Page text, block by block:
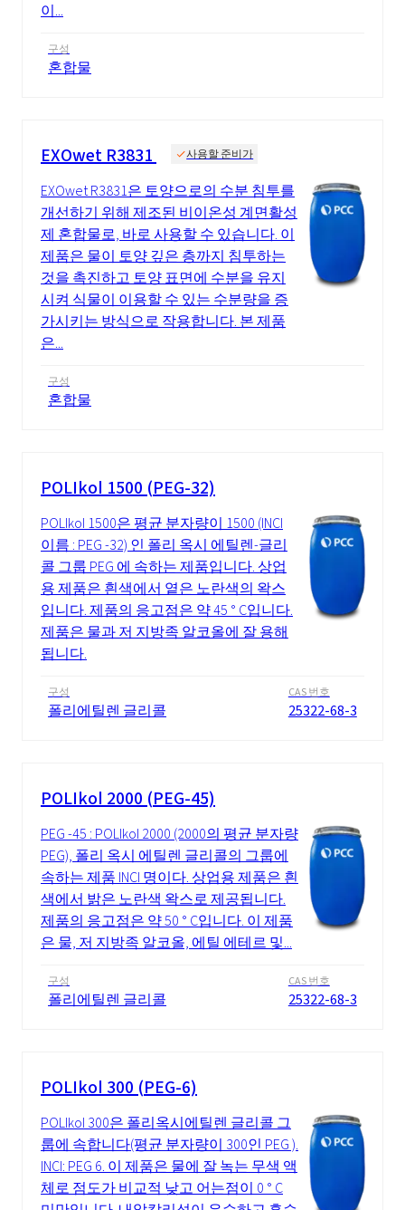
이...
구성
혼합물
EXOwet R3831 사용할 준비가
EXOwet R3831은 토양으로의 수분 침투를
개선하기 위해 제조된 비이온성 계면활성
제 혼합물로, 바로 사용할 수 있습니다. 이
제품은 물이 토양 깊은 층까지 침투하는
것을 촉진하고 토양 표면에 수분을 유지
시켜 식물이 이용할 수 있는 수분량을 증
가시키는 방식으로 작용합니다. 본 제품
은...
구성
혼합물
POLIkol 1500 (PEG-32)
POLIkol 1500은 평균 분자량이 1500 (INCI
이름 : PEG -32) 인 폴리 옥시 에틸렌-글리
콜 그룹 PEG 에 속하는 제품입니다. 상업
용 제품은 흰색에서 옅은 노란색의 왁스
입니다. 제품의 응고점은 약 45 ° C입니다.
제품은 물과 저 지방족 알코올에 잘 용해
됩니다.
구성
폴리에틸렌 글리콜
CAS 번호
25322-68-3
POLIkol 2000 (PEG-45)
PEG -45 : POLIkol 2000 (2000의 평균 분자량
PEG), 폴리 옥시 에틸렌 글리콜의 그룹에
속하는 제품 INCI 명이다. 상업용 제품은 흰
색에서 밝은 노란색 왁스로 제공됩니다.
제품의 응고점은 약 50 ° C입니다. 이 제품
은 물, 저 지방족 알코올, 에틸 에테르 및...
구성
폴리에틸렌 글리콜
CAS 번호
25322-68-3
POLIkol 300 (PEG-6)
POLIkol 300은 폴리옥시에틸렌 글리콜 그
룹에 속합니다(평균 분자량이 300인 PEG ).
INCI: PEG 6. 이 제품은 물에 잘 녹는 무색 액
체로 점도가 비교적 낮고 어는점이 0 ° C